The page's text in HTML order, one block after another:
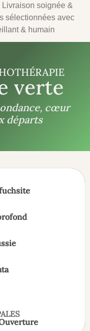
Livraison soignée &
sélectionnées avec
& humain
verte
cœur
départs
Ouverture